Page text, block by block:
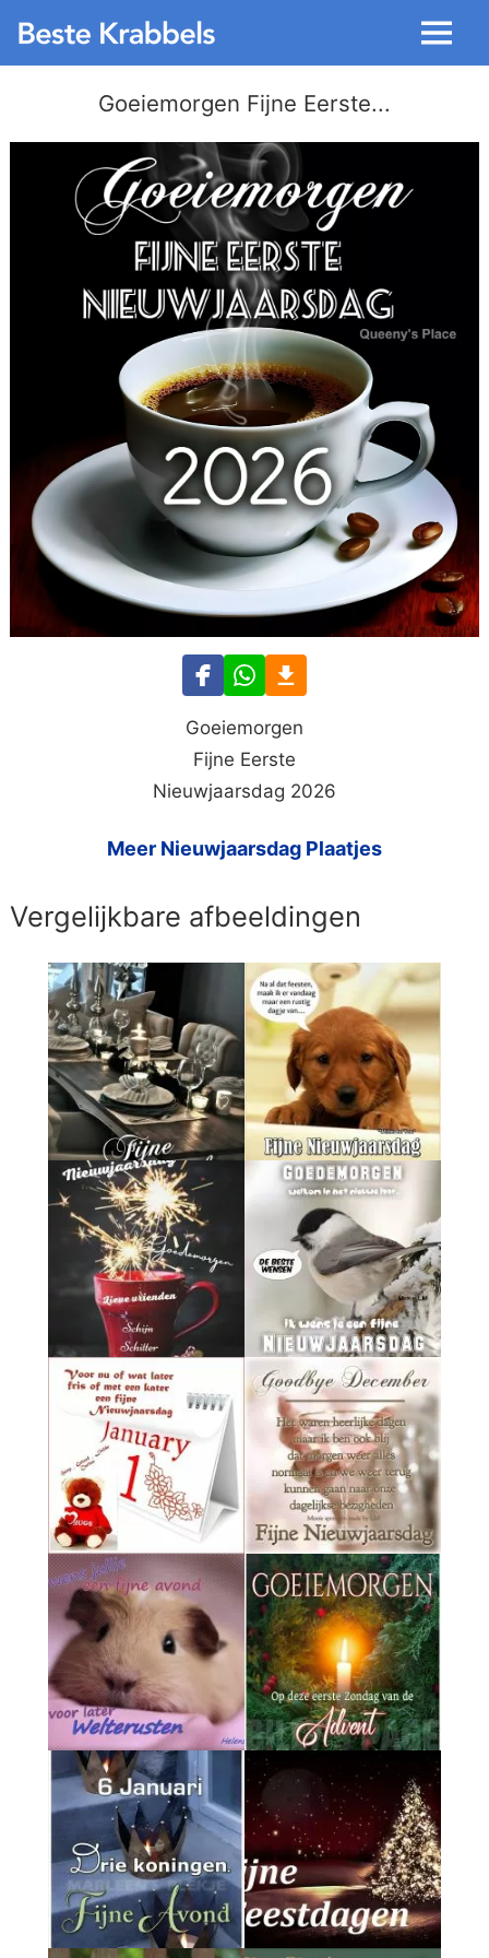
Menu
Goeiemorgen Fijne Eerste...
Goeiemorgen
Fijne Eerste
Nieuwjaarsdag 2026
Meer Nieuwjaarsdag Plaatjes
Vergelijkbare afbeeldingen